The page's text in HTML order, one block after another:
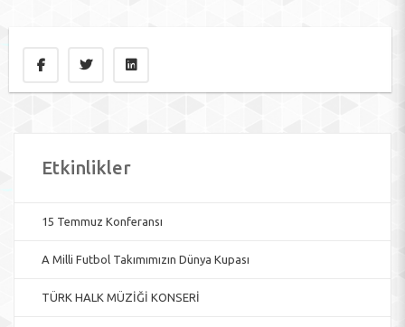
Etkinlikler
15 Temmuz Konferansı
A Milli Futbol Takımımızın Dünya Kupası
TÜRK HALK MÜZİĞİ KONSERİ